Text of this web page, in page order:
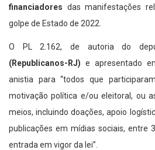
financiadores das manifestações
golpe de Estado de 2022.
O PL 2.162, de autoria do
(Republicanos-RJ) e apresentado
anistia para “todos que
motivação política e/ou eleitoral, ou
meios, incluindo doações, apoio
publicações em mídias sociais, entre
entrada em vigor da lei”.